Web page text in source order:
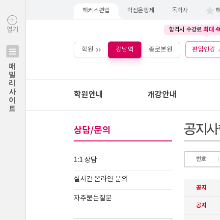
열기
패밀리사이트
해커스편입 학점은행제 독학사
합격시 수강료 최대
학원 강남역 종로본원 편입인강
학원안내 개강안내
상담/문의
1:1 상담
실시간 온라인 문의
자주묻는질문